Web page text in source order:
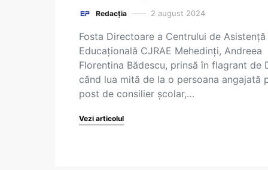
Redacția 2 august 2024
Fosta Directoare a Centrului de Asistență
Educațională CJRAE Mehedinți, Andreea
Florentina Bădescu, prinsă în flagrant de
când lua mită de la o persoana angajată
post de consilier școlar,…
Vezi articolul